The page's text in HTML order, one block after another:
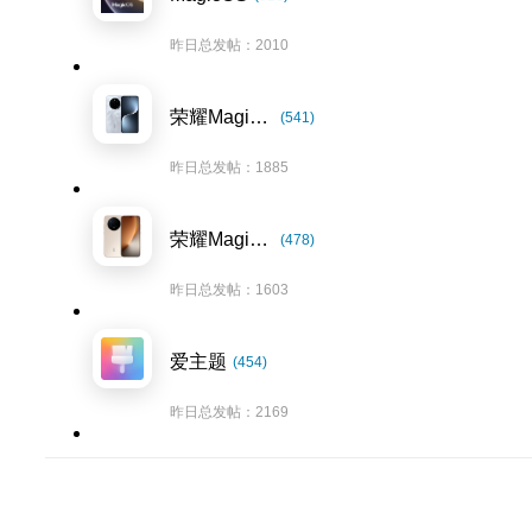
昨日总发帖：2010
荣耀Magic7系列 (541)
昨日总发帖：1885
荣耀Magic8系列 (478)
昨日总发帖：1603
爱主题 (454)
昨日总发帖：2169